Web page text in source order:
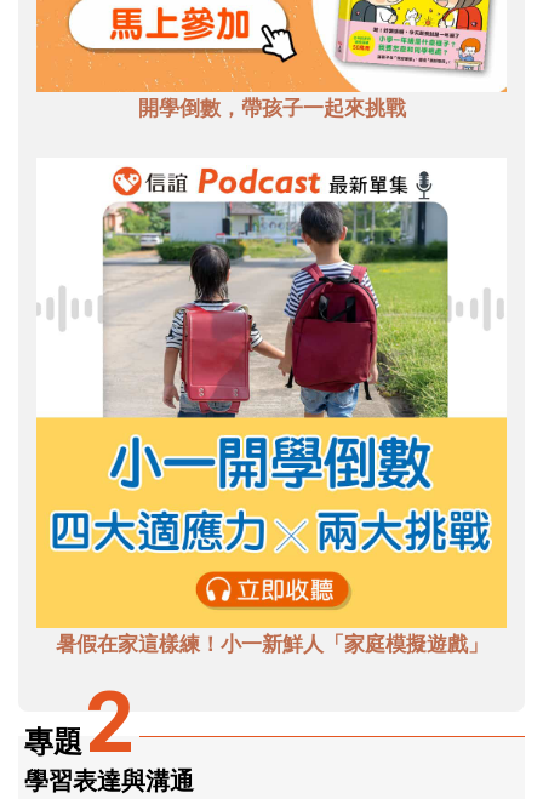
開學倒數，帶孩子一起來挑戰
暑假在家這樣練！小一新鮮人「家庭模擬遊戲」
專題2
學習表達與溝通